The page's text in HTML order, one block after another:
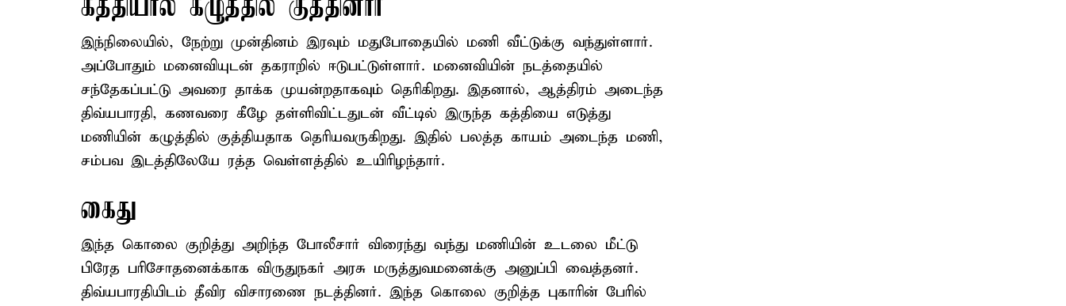
கத்தியால் கழுத்தில் குத்தினார்
இந்நிலையில், நேற்று முன்தினம் இரவும் மதுபோதையில் மணி வீட்டுக்கு வந்துள்ளார்.
அப்போதும் மனைவியுடன் தகராறில் ஈடுபட்டுள்ளார். மனைவியின் நடத்தையில்
சந்தேகப்பட்டு அவரை தாக்க முயன்றதாகவும் தெரிகிறது. இதனால், ஆத்திரம் அடைந்த
திவ்யபாரதி, கணவரை கீழே தள்ளிவிட்டதுடன் வீட்டில் இருந்த கத்தியை எடுத்து
மணியின் கழுத்தில் குத்தியதாக தெரியவருகிறது. இதில் பலத்த காயம் அடைந்த மணி,
சம்பவ இடத்திலேயே ரத்த வெள்ளத்தில் உயிரிழந்தார்.
கைது
இந்த கொலை குறித்து அறிந்த போலீசார் விரைந்து வந்து மணியின் உடலை மீட்டு
பிரேத பரிசோதனைக்காக விருதுநகர் அரசு மருத்துவமனைக்கு அனுப்பி வைத்தனர்.
திவ்யபாரதியிடம் தீவிர விசாரணை நடத்தினர். இந்த கொலை குறித்த புகாரின் பேரில்